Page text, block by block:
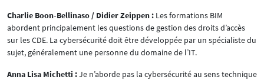
Charlie Boon-Bellinaso / Didier Zeippen : Les formations BIM
abordent principalement les questions de gestion des droits d’accès
sur les CDE. La cybersécurité doit être développée par un spécialiste du
sujet, généralement une personne du domaine de l’IT.
Anna Lisa Michetti :Je n’aborde pas la cybersécurité au sens technique